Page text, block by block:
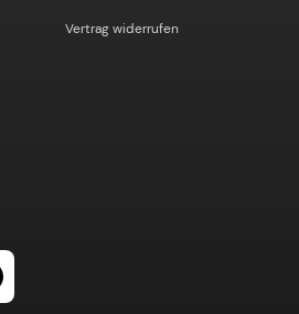
Vertrag widerrufen